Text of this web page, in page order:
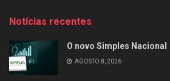
Notícias recentes
O novo Simples Nacional
AGOSTO 8, 2026